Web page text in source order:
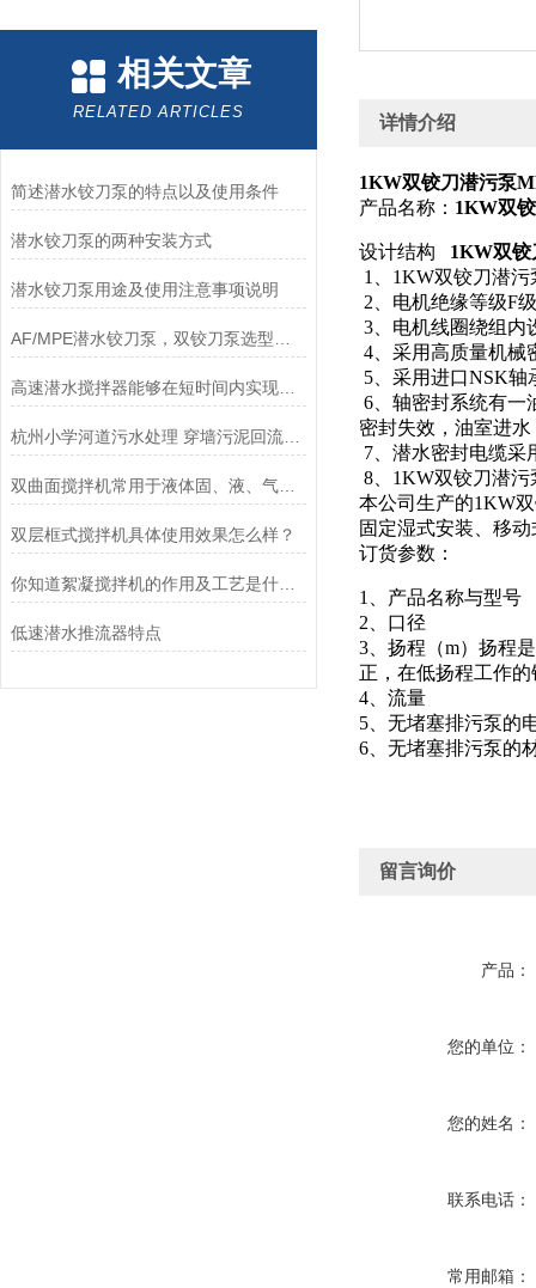
相关文章
RELATED ARTICLES
简述潜水铰刀泵的特点以及使用条件
潜水铰刀泵的两种安装方式
潜水铰刀泵用途及使用注意事项说明
高速潜水搅拌器能够在短时间内实现高强度的搅拌和混合
杭州小学河道污水处理 穿墙污泥回流泵安装维护方法
双曲面搅拌机常用于液体固、液、气混合的场合
双层框式搅拌机具体使用效果怎么样？
你知道絮凝搅拌机的作用及工艺是什么么
低速潜水推流器特点
详情介绍
1KW双铰刀潜污泵
产品名称： 1KW双
设计结构 1KW双铰
1、1KW双铰刀潜
2、电机绝缘等级F
3、电机线圈绕组内
4、采用高质量机械
5、采用进口NSK轴
6、轴密封系统有一
密封失效，油室进
7、潜水密封电缆采
8、1KW双铰刀潜污
本公司生产的1KW
固定湿式安装、移
订货参数：
1、产品名称与型号
2、口径
3、扬程（m）扬程
正，在低扬程工作
4、流量
5、无堵塞排污泵的
6、无堵塞排污泵的
留言询价
产品：
您的单位：
您的姓名：
联系电话：
常用邮箱：